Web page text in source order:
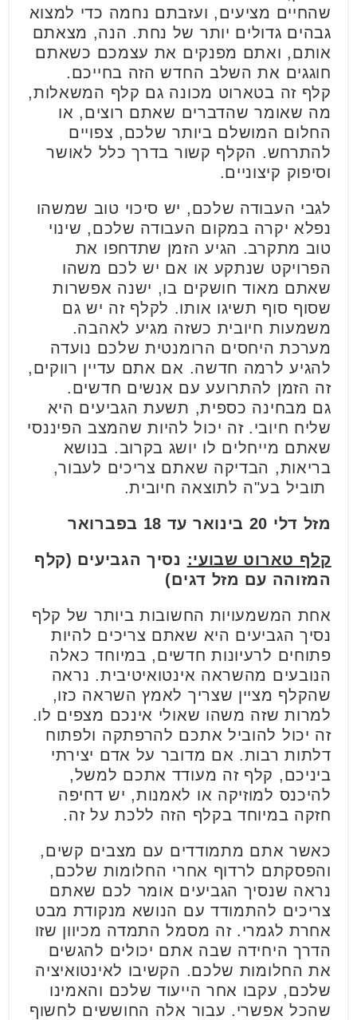
שהחיים מציעים, ועזבתם נחמה כדי למצוא
גבהים גדולים יותר של נחת. הנה, מצאתם
אותם, ואתם מפנקים את עצמכם כשאתם
חוגגים את השלב החדש הזה בחייכם.
קלף זה בטארוט מכונה גם קלף המשאלות,
מה שאומר שהדברים שאתם רוצים, או
החלום המושלם ביותר שלכם, צפויים
להתרחש. הקלף קשור בדרך כלל לאושר
וסיפוק קיצוניים.
לגבי העבודה שלכם, יש סיכוי טוב שמשהו
נפלא יקרה במקום העבודה שלכם, שינוי
טוב מתקרב. הגיע הזמן שתדחפו את
הפרויקט שנתקע או אם יש לכם משהו
שאתם מאוד חושקים בו, ישנה אפשרות
שסוף סוף תשיגו אותו. לקלף זה יש גם
משמעות חיובית כשזה מגיע לאהבה.
מערכת היחסים הרומנטית שלכם נועדה
להגיע לרמה חדשה. אם אתם עדיין רווקים,
זה הזמן להתרועע עם אנשים חדשים.
גם מבחינה כספית, תשעת הגביעים היא
שליח חיובי. זה יכול להיות שהמצב הפיננסי
שאתם מייחלים לו יושג בקרוב. בנושא
בריאות, הבדיקה שאתם צריכים לעבור,
תוביל בע"ה לתוצאה חיובית.
מזל דלי 20 בינואר עד 18 בפברואר
קלף טארוט שבועי: נסיך הגביעים (קלף
המזוהה עם מזל דגים)
אחת המשמעויות החשובות ביותר של קלף
נסיך הגביעים היא שאתם צריכים להיות
פתוחים לרעיונות חדשים, במיוחד כאלה
הנובעים מהשראה אינטואיטיבית. נראה
שהקלף מציין שצריך לאמץ השראה כזו,
למרות שזה משהו שאולי אינכם מצפים לו.
זה יכול להוביל אתכם להרפתקה ולפתוח
דלתות רבות. אם מדובר על אדם יצירתי
ביניכם, קלף זה מעודד אתכם למשל,
להיכנס למוזיקה או לאמנות, יש דחיפה
חזקה במיוחד בקלף הזה ללכת על זה.
כאשר אתם מתמודדים עם מצבים קשים,
והפסקתם לרדוף אחרי החלומות שלכם,
נראה שנסיך הגביעים אומר לכם שאתם
צריכים להתמודד עם הנושא מנקודת מבט
אחרת לגמרי. זה מסמל התמדה מכיוון שזו
הדרך היחידה שבה אתם יכולים להגשים
את החלומות שלכם. הקשיבו לאינטואיציה
שלכם, עקבו אחר הייעוד שלכם והאמינו
שהכל אפשרי. עבור אלה החוששים לחשוף